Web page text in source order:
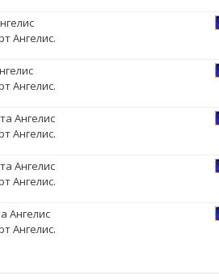
Ангелис.
Ангелис.
Ангелис
Ангелис.
Ангелис
Ангелис.
Ангелис
Ангелис.